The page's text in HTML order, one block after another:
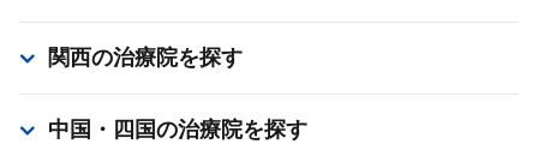
関西の治療院を探す
中国・四国の治療院を探す